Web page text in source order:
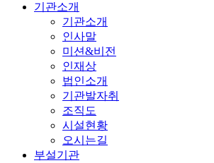
기관소개
기관소개
인사말
미션&비전
인재상
법인소개
기관발자취
조직도
시설현황
오시는길
부설기관